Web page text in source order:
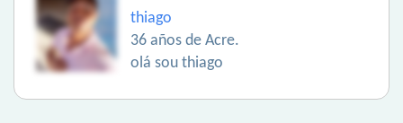
thiago
36 años de Acre.
olá sou thiago